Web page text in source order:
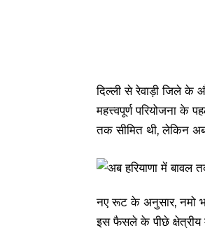
दिल्ली से रेवाड़ी जिले के
महत्त्वपूर्ण परियोजना के
तक सीमित थी, लेकिन
नए रूट के अनुसार, नमो
इस फैसले के पीछे क्षेत्रीय